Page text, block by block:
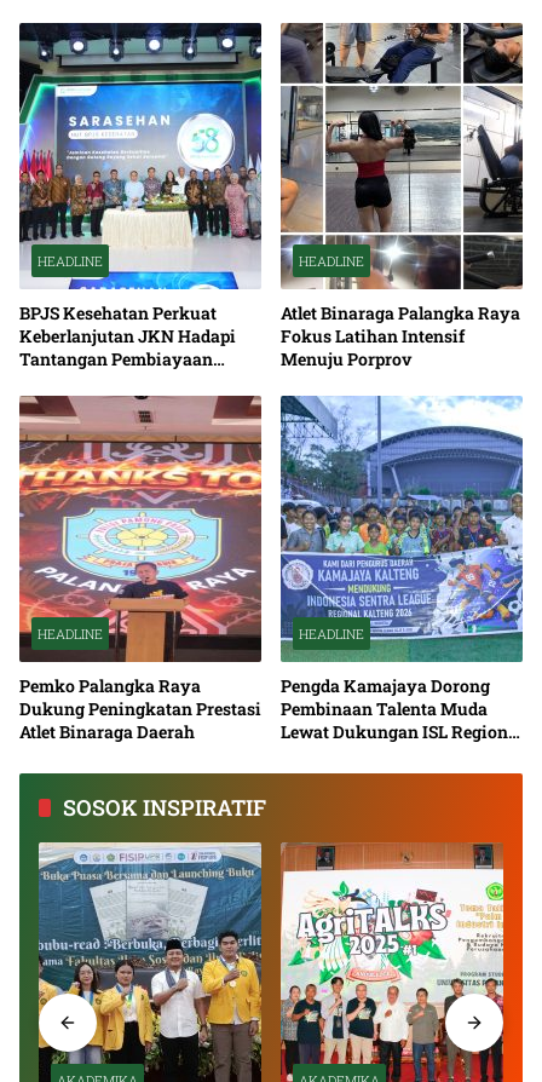
HEADLINE
BPJS Kesehatan Perkuat
Keberlanjutan JKN Hadapi
Tantangan Pembiayaan
HEADLINE
Atlet Binaraga Palangka Raya
Fokus Latihan Intensif
Menuju Porprov
HEADLINE
Pemko Palangka Raya
Dukung Peningkatan Prestasi
Atlet Binaraga Daerah
HEADLINE
Pengda Kamajaya Dorong
Pembinaan Talenta Muda
Lewat Dukungan ISL Regional
SOSOK INSPIRATIF